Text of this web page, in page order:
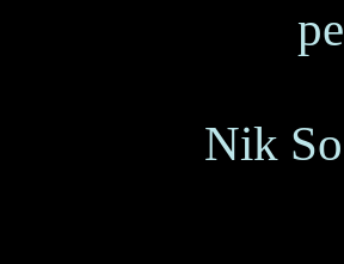
Nik